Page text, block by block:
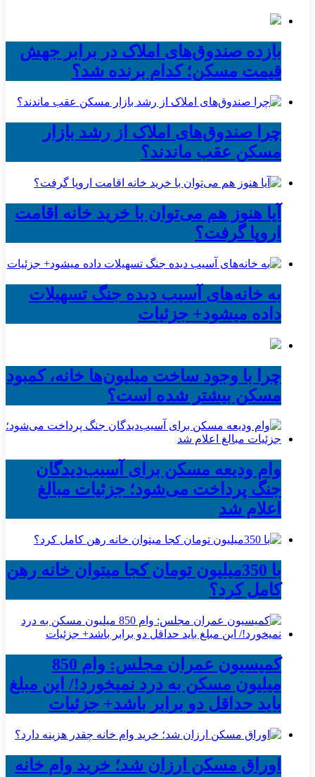
بازده صندوق‌های املاک در برابر جهش
قیمت مسکن؛ کدام برنده شد؟
چرا صندوق‌های املاک از رشد بازار
مسکن عقب ماندند؟
آیا هنوز هم می‌توان با خرید خانه اقامت
اروپا گرفت؟
به خانه‌های آسیب دیده جنگ تسهیلات
داده میشود+ جزئیات
چرا با وجود ساخت میلیون‌ها خانه، کمبود
مسکن بیشتر شده است؟
وام ودیعه مسکن برای آسیب‌دیدگان
جنگ پرداخت می‌شود؛ جزئیات مبالغ
اعلام شد
با 350میلیون تومان کجا میتوان خانه رهن
کامل کرد؟
کمیسیون عمران مجلس: وام 850
میلیون مسکن به درد نمیخورد!/ این مبلغ
باید حداقل دو برابر باشد+ جزئیات
اوراق مسکن ارزان شد؛ خرید وام خانه